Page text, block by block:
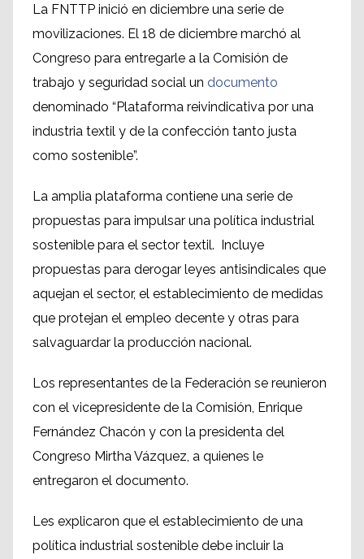
La FNTTP inició en diciembre una serie de
movilizaciones. El 18 de diciembre marchó al
Congreso para entregarle a la Comisión de
trabajo y seguridad social un documento
denominado “Plataforma reivindicativa por una
industria textil y de la confección tanto justa
como sostenible”.
La amplia plataforma contiene una serie de
propuestas para impulsar una política industrial
sostenible para el sector textil. Incluye
propuestas para derogar leyes antisindicales que
aquejan el sector, el establecimiento de medidas
que protejan el empleo decente y otras para
salvaguardar la producción nacional.
Los representantes de la Federación se reunieron
con el vicepresidente de la Comisión, Enrique
Fernández Chacón y con la presidenta del
Congreso Mirtha Vázquez, a quienes le
entregaron el documento.
Les explicaron que el establecimiento de una
política industrial sostenible debe incluir la